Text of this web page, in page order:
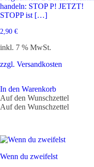
handeln: STOP P! JETZT!
STOPP ist […]
2,90 €
inkl. 7 % MwSt.
zzgl. Versandkosten
In den Warenkorb
Auf den Wunschzettel
Auf den Wunschzettel
Wenn du zweifelst